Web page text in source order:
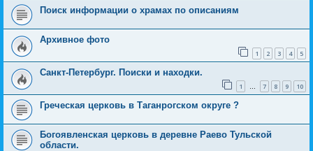
Поиск информации о храмах по описаниям
Архивное фото
1 2 3 4 5
Санкт-Петербург. Поиски и находки.
1 … 7 8 9 10
Греческая церковь в Таганрогском округе ?
Богоявленская церковь в деревне Раево Тульской
области.